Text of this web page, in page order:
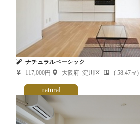
ナチュラルベーシック
117,000円
大阪府 淀川区 ( 58.47㎡)
natural